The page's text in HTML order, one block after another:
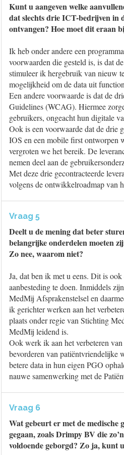
Kunt u aangeven welke
dat slechts drie ICT-bedrijven in
ontvangen? Hoe moet dit eraan
Ik heb onder andere een
voorwaarden die gesteld is, is dat
stimuleer ik hergebruik van nieuw
mogelijkheid om de data uit
Een andere voorwaarde is dat de
Guidelines (WCAG). Hiermee
gebruikers, ongeacht hun digitale
Ook is een voorwaarde dat de drie
IOS en een mobile first ontworpen
vergroten we het bereik. De
nemen deel aan de
Met deze drie gecontracteerde
volgens de ontwikkelroadmap van
Vraag 5
Deelt u de mening dat beter
belangrijke onderdelen moeten
Zo nee, waarom niet?
Ja, dat ben ik met u eens. Dit is
aanbesteding te doen. Inmiddels
MedMij Afsprakenstelsel en
ik gerichter werken aan het
plaats onder regie van Stichting
MedMij leidend is.
Ook werk ik aan het verbeteren
bevorderen van patiëntvriendelijke
betere data in hun eigen PGO
nauwe samenwerking met de
Vraag 6
Wat gebeurt er met de medische
gegaan, zoals Drimpy BV die
voldoende geborgd? Zo ja, kunt